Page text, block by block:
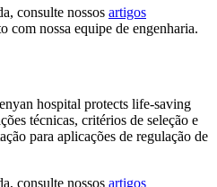
consulte nossos artigos
com nossa equipe de engenharia.
hospital protects life-saving
técnicas, critérios de seleção e
para aplicações de regulação de
consulte nossos artigos